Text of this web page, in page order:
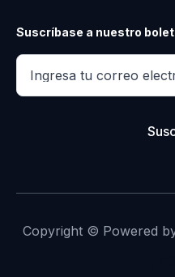
Suscríbase a nuestro
Copyright © Powered